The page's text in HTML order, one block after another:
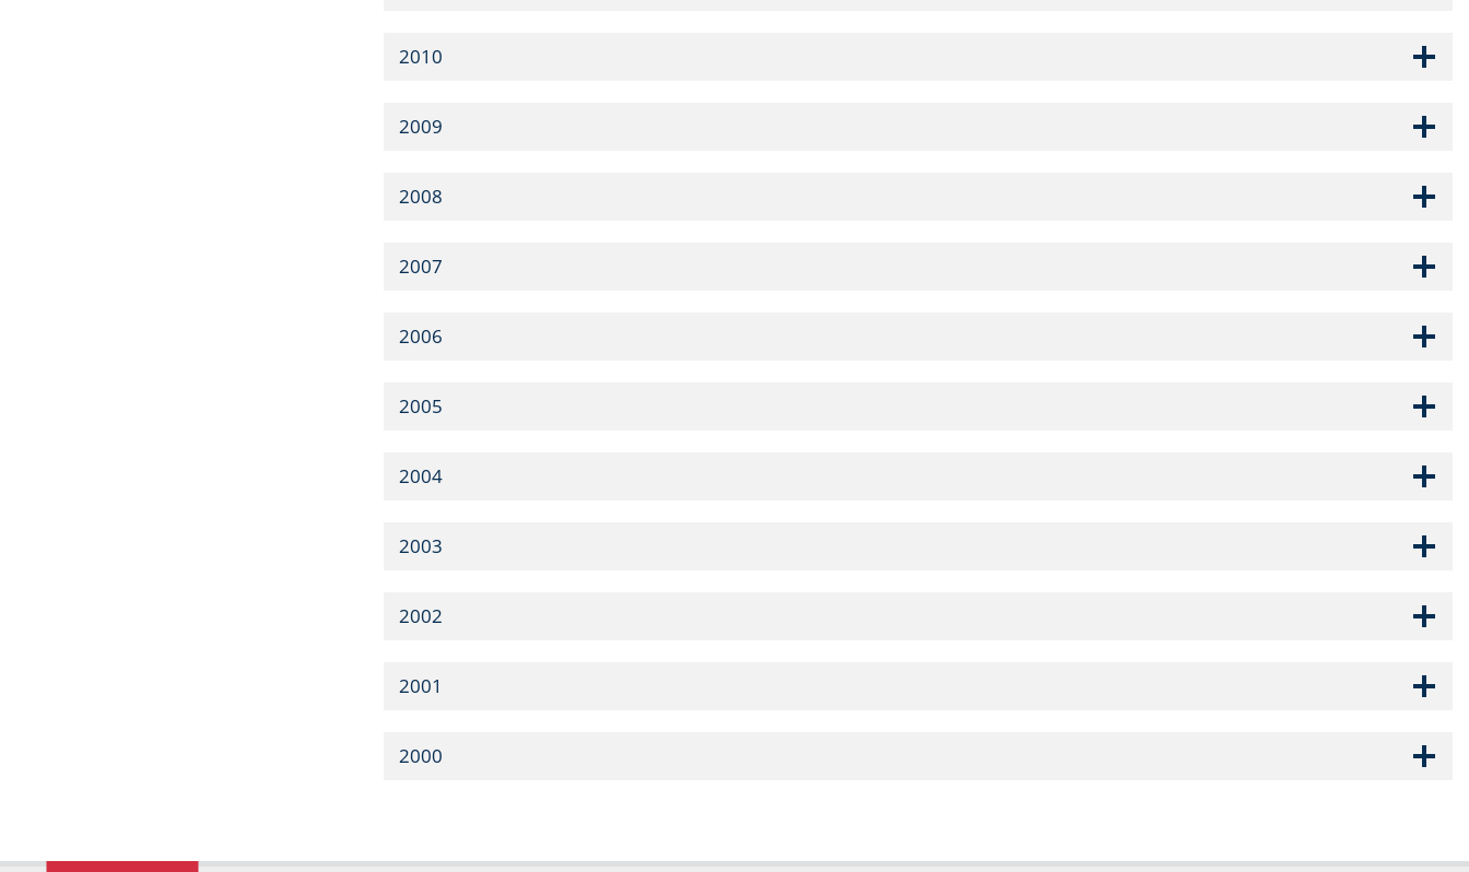
2010
2009
2008
2007
2006
2005
2004
2003
2002
2001
2000